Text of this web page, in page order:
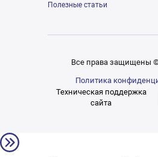
Полезные статьи
Все права защищены
Политика
Техническая поддержка
сайта